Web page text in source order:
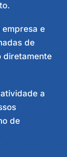
e
de
diretamente
a
de